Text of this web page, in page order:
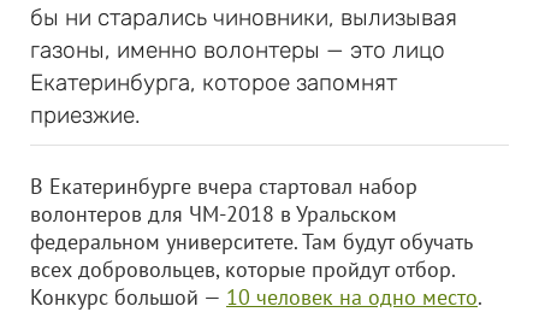
бы ни старались чиновники, вылизывая
газоны, именно волонтеры — это лицо
Екатеринбурга, которое запомнят
приезжие.
В Екатеринбурге вчера стартовал набор
волонтеров для ЧМ-2018 в Уральском
федеральном университете. Там будут обучать
всех добровольцев, которые пройдут отбор.
Конкурс большой — 10 человек на одно место.